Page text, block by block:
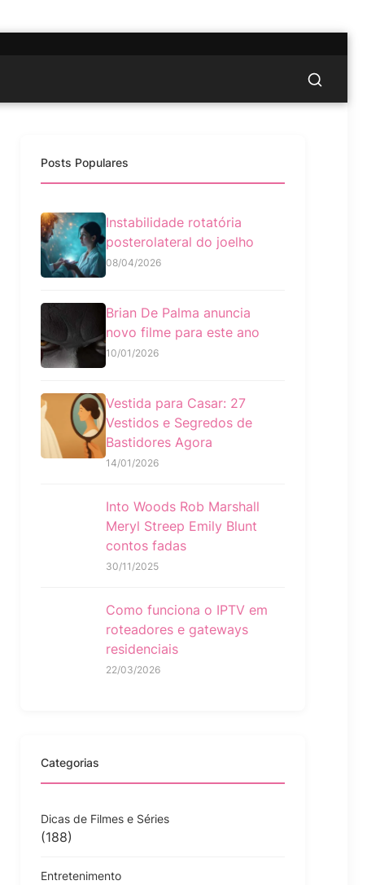
Posts Populares
Instabilidade rotatória
posterolateral do joelho
08/04/2026
Brian De Palma anuncia
novo filme para este ano
10/01/2026
Vestida para Casar: 27
Vestidos e Segredos de
Bastidores Agora
14/01/2026
Into Woods Rob Marshall
Meryl Streep Emily Blunt
contos fadas
30/11/2025
Como funciona o IPTV em
roteadores e gateways
residenciais
22/03/2026
Categorias
Dicas de Filmes e Séries
(188)
Entretenimento